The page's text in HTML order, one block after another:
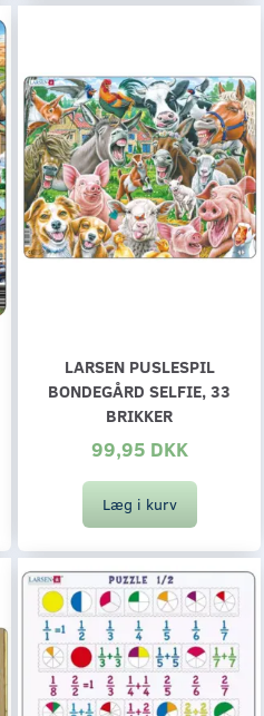
LARSEN PUSLESPIL
BONDEGÅRD SELFIE, 33
BRIKKER
99,95 DKK
Læg i kurv